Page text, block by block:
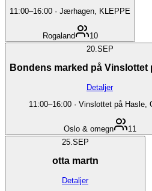
11:00–16:00 · Jærhagen, KLEPPE
Rogaland
10
20. SEP
Bondens marked på Vinslottet
Detaljer
11:00–16:00· Vinslottet på Hasle,
Oslo & omegn
11
25. SEP
otta martn
Detaljer